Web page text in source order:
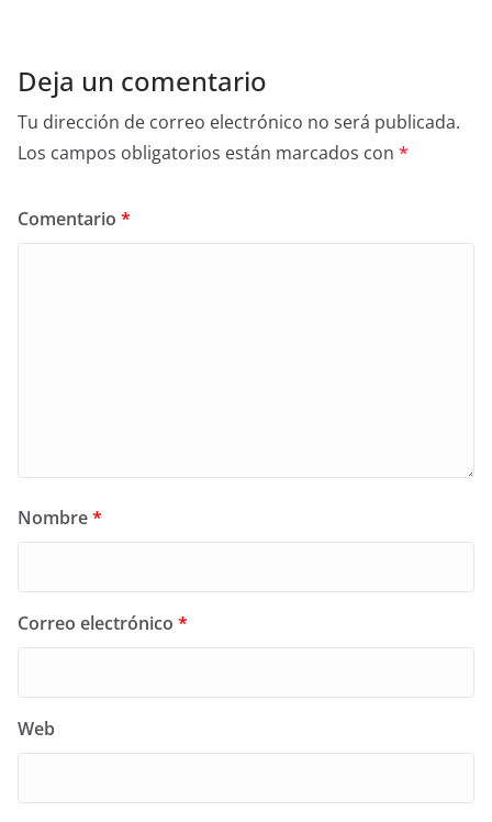
Deja un comentario
Tu dirección de correo electrónico no será publicada.
Los campos obligatorios están marcados con *
Comentario *
Nombre*
Correo electrónico *
Web